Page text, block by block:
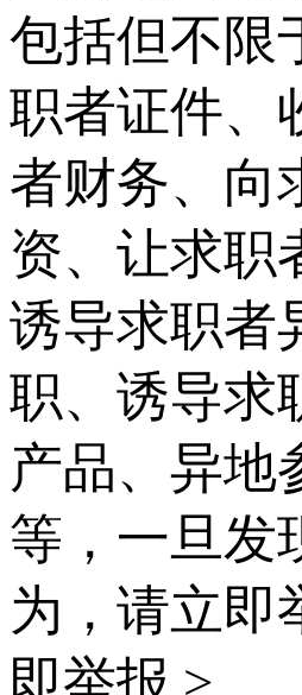
包括但不限
职者证件、
者财务、向
资、让求职
诱导求职者
职、诱导求
产品、异地
等，一旦发
为，请立即
即举报 >